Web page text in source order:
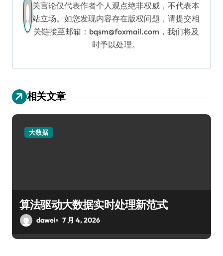
关言论仅代表作者个人观点绝非权威，不代表本
站立场。如您发现内容存在版权问题，请提交相
关链接至邮箱：bqsm@foxmail.com，我们将及
时予以处理。
相关文章
大数据
算法驱动大数据实时处理新范式
dawei 7 月 4, 2026